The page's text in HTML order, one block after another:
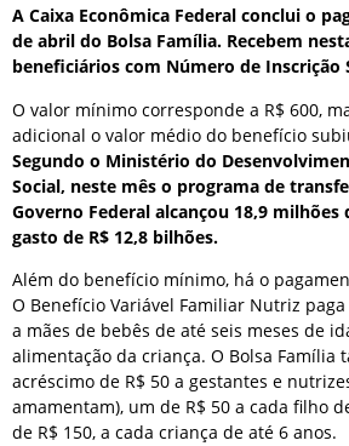
A Caixa Econômica Federal conclui o
de abril do Bolsa Família. Recebem
beneficiários com Número de Inscrição
O valor mínimo corresponde a R$ 600,
adicional o valor médio do benefício
Segundo o Ministério do
Social, neste mês o programa de
Governo Federal alcançou 18,9 milhões
gasto de R$ 12,8 bilhões.
Além do benefício mínimo, há o
O Benefício Variável Familiar Nutriz
a mães de bebês de até seis meses de
alimentação da criança. O Bolsa Família
acréscimo de R$ 50 a gestantes e
amamentam), um de R$ 50 a cada filho
de R$ 150, a cada criança de até 6 anos.